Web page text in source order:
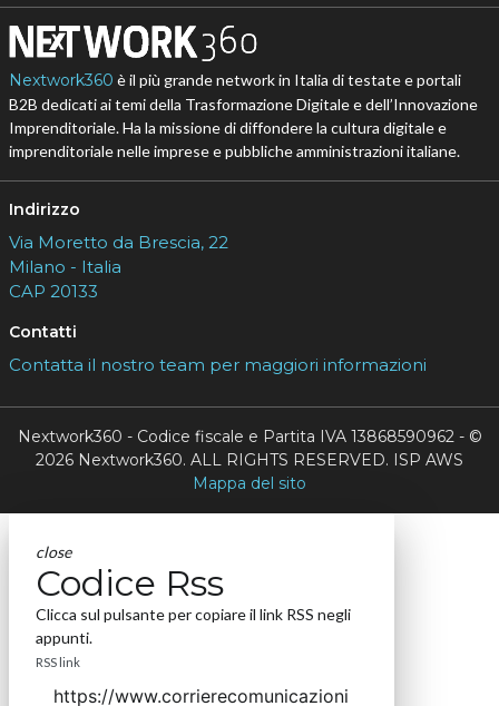
Nextwork360 è il più grande network in Italia di testate e portali
B2B dedicati ai temi della Trasformazione Digitale e dell’Innovazione
Imprenditoriale. Ha la missione di diffondere la cultura digitale e
imprenditoriale nelle imprese e pubbliche amministrazioni italiane.
Indirizzo
Via Moretto da Brescia, 22
Milano - Italia
CAP 20133
Contatti
Contatta il nostro team per maggiori informazioni
Nextwork360 - Codice fiscale e Partita IVA 13868590962 - ©
2026 Nextwork360. ALL RIGHTS RESERVED. ISP AWS
Mappa del sito
close
Codice Rss
Clicca sul pulsante per copiare il link RSS negli
appunti.
RSS link